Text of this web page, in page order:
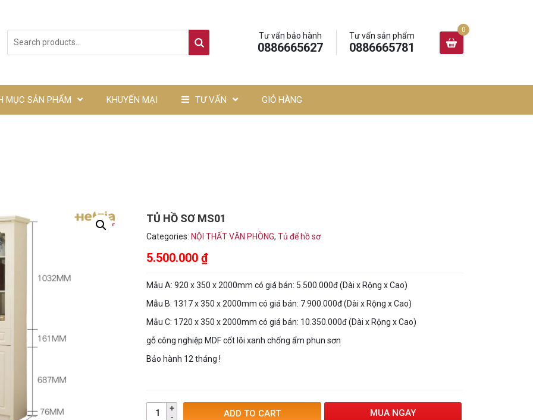
Tư vấn bảo hành
0886665627
Tư vấn sản phẩm
0886665781
MỤC SẢN PHẨM KHUYẾN MẠI TƯ VẤN GIỎ HÀNG
TỦ HỒ SƠ MS01
Categories: NỘI THẤT VĂN PHÒNG,Tủ để hồ sơ
5.500.000 ₫
Mẫu A: 920 x 350 x 2000mm có giá bán: 5.500.000đ (Dài x Rộng x Cao)
Mẫu B: 1317 x 350 x 2000mm có giá bán: 7.900.000đ (Dài x Rộng x Cao)
Mẫu C: 1720 x 350 x 2000mm có giá bán: 10.350.000đ (Dài x Rộng x Cao)
gỗ công nghiệp MDF cốt lõi xanh chống ẩm phun sơn
Bảo hành 12 tháng !
ADD TO CART MUA NGAY